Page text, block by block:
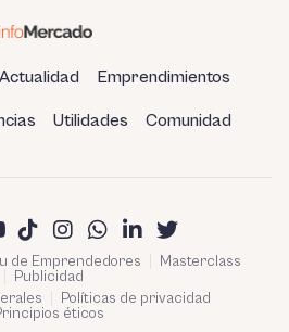
Actualidad Emprendimientos
Utilidades Comunidad
de Emprendedores
Masterclass
Publicidad
Políticas de privacidad
éticos